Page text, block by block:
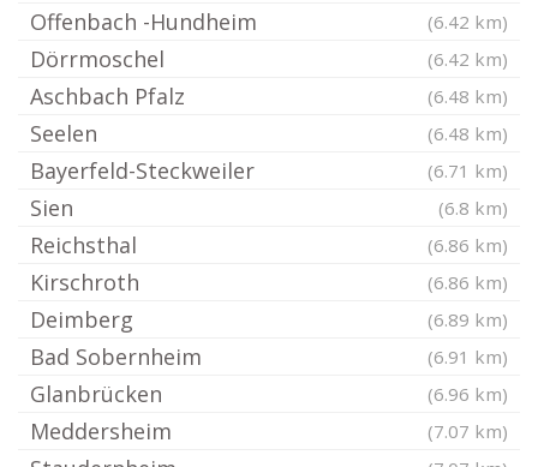
Offenbach -Hundheim (6.42 km)
Dörrmoschel (6.42 km)
Aschbach Pfalz (6.48 km)
Seelen (6.48 km)
Bayerfeld-Steckweiler (6.71 km)
Sien (6.8 km)
Reichsthal (6.86 km)
Kirschroth (6.86 km)
Deimberg (6.89 km)
Bad Sobernheim (6.91 km)
Glanbrücken (6.96 km)
Meddersheim (7.07 km)